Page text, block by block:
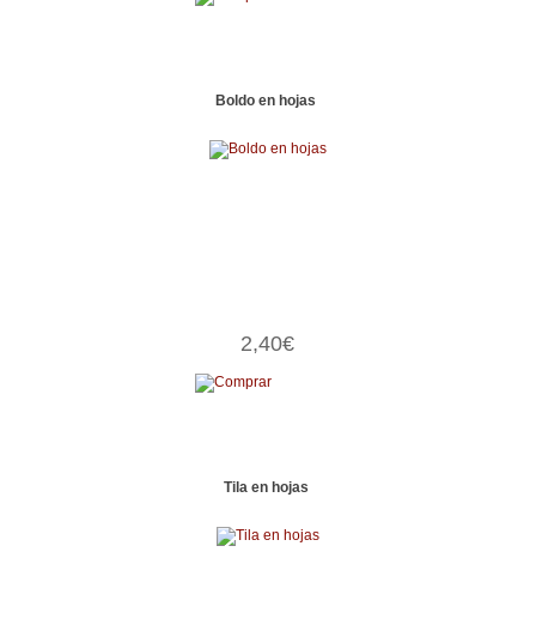
Boldo en hojas
2,40€
Tila en hojas